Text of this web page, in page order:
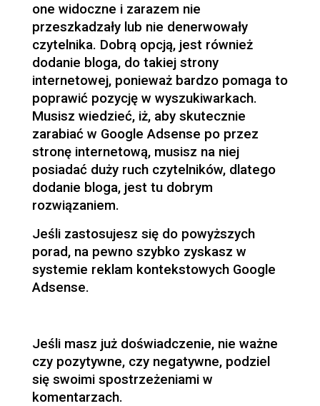
one widoczne i zarazem nie
przeszkadzały lub nie denerwowały
czytelnika. Dobrą opcją, jest również
dodanie bloga, do takiej strony
internetowej, ponieważ bardzo pomaga to
poprawić pozycję w wyszukiwarkach.
Musisz wiedzieć, iż, aby skutecznie
zarabiać w Google Adsense po przez
stronę internetową, musisz na niej
posiadać duży ruch czytelników, dlatego
dodanie bloga, jest tu dobrym
rozwiązaniem.
Jeśli zastosujesz się do powyższych
porad, na pewno szybko zyskasz w
systemie reklam kontekstowych Google
Adsense.
Jeśli masz już doświadczenie, nie ważne
czy pozytywne, czy negatywne, podziel
się swoimi spostrzeżeniami w
komentarzach.